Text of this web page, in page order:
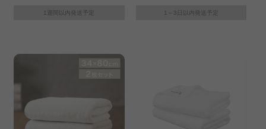
1週間以内発送予定 1～3日以内発送予定